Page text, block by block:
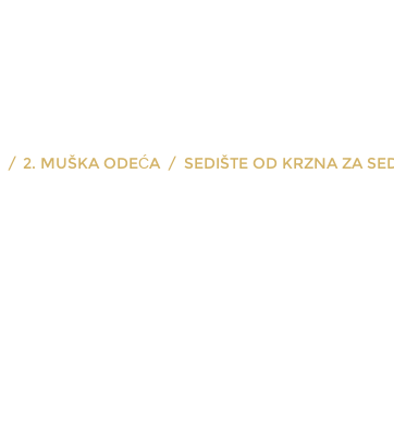
2. MUŠKA ODEĆA SEDIŠTE OD KRZNA ZA